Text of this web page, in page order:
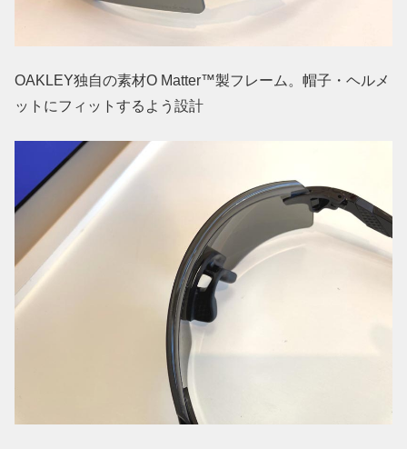
OAKLEY独自の素材O Matter™製フレーム。帽子・ヘルメ
ットにフィットするよう設計